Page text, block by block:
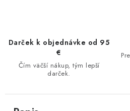
Darček k objednávke od 95
€
Čím väčší nákup, tým lepší
darček.